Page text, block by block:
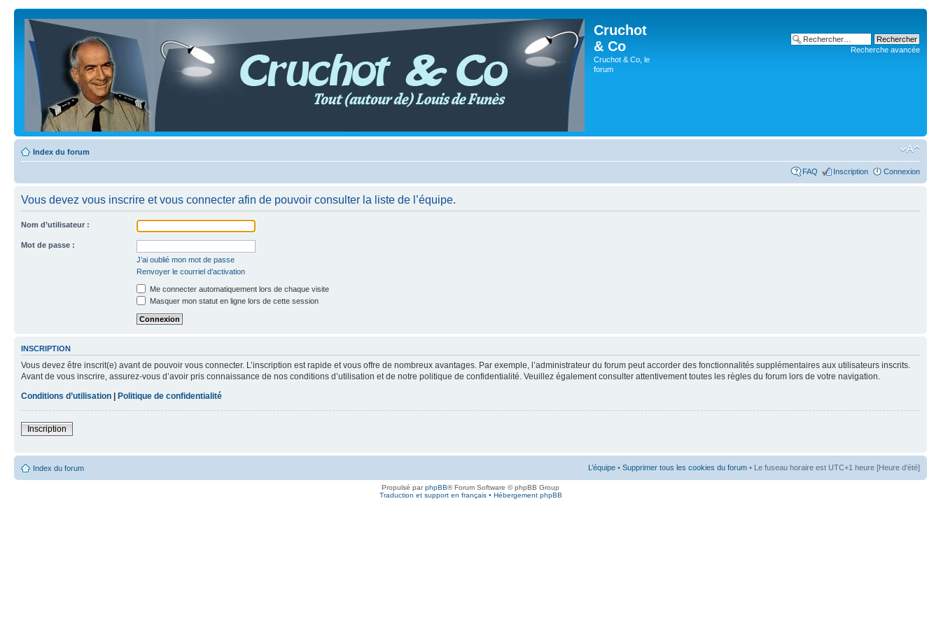
Cruchot
& Co
Cruchot & Co, le
forum
Recherche avancée
Index du forum
FAQ Inscription Connexion
Vous devez vous inscrire et vous connecter afin de pouvoir consulter la liste de l’équipe.
Nom d’utilisateur :
Mot de passe :
J’ai oublié mon mot de passe
Renvoyer le courriel d’activation
Me connecter automatiquement lors de chaque visite
Masquer mon statut en ligne lors de cette session
INSCRIPTION
Vous devez être inscrit(e) avant de pouvoir vous connecter. L’inscription est rapide et vous offre de nombreux avantages. Par exemple, l’administrateur du forum peut accorder des fonctionnalités supplémentaires aux utilisateurs inscrits.
Avant de vous inscrire, assurez-vous d’avoir pris connaissance de nos conditions d’utilisation et de notre politique de confidentialité. Veuillez également consulter attentivement toutes les règles du forum lors de votre navigation.
Conditions d’utilisation | Politique de confidentialité
Inscription
Index du forum L’équipe • Supprimer tous les cookies du forum • Le fuseau horaire est UTC+1 heure [Heure d’été]
Propulsé parphpBB® Forum Software © phpBB Group
Traduction et support en français• Hébergement phpBB